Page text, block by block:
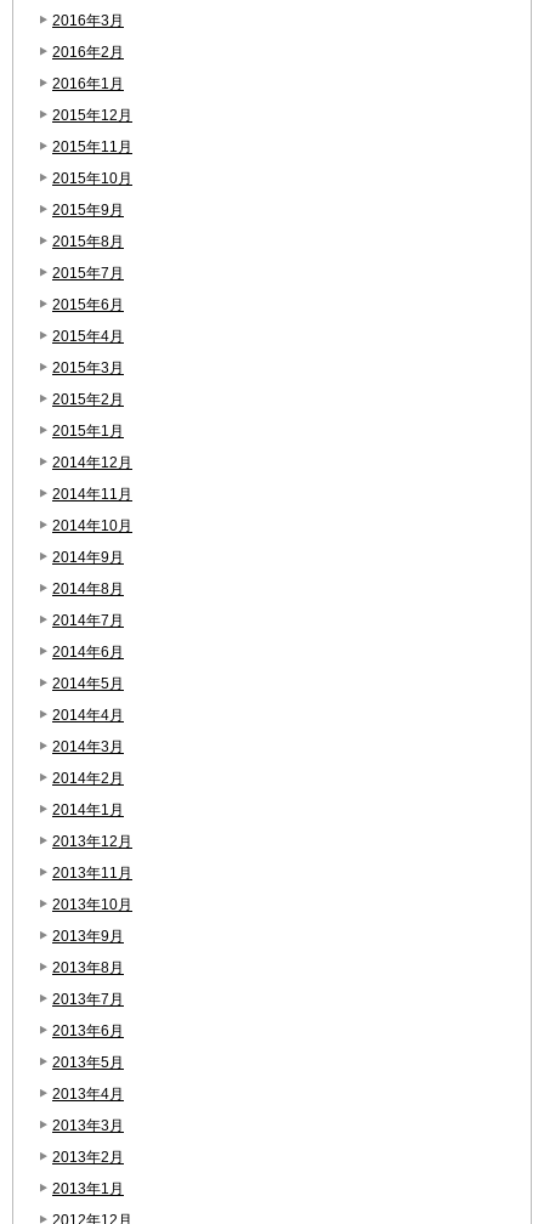
2016年3月
2016年2月
2016年1月
2015年12月
2015年11月
2015年10月
2015年9月
2015年8月
2015年7月
2015年6月
2015年4月
2015年3月
2015年2月
2015年1月
2014年12月
2014年11月
2014年10月
2014年9月
2014年8月
2014年7月
2014年6月
2014年5月
2014年4月
2014年3月
2014年2月
2014年1月
2013年12月
2013年11月
2013年10月
2013年9月
2013年8月
2013年7月
2013年6月
2013年5月
2013年4月
2013年3月
2013年2月
2013年1月
2012年12月